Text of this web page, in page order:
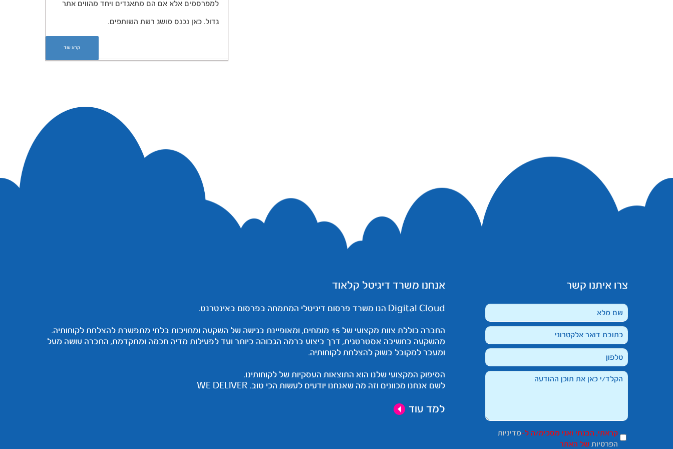
למפרסמים אלא אם הם מתאגדים ויחד מהווים אתר
גדול. כאן נכנס מושג רשת השותפים.
קרא עוד
אנחנו משרד דיגיטל קלאוד
Digital Cloud הנו משרד פרסום דיגיטלי המתמחה בפרסום באינטרנט.
החברה כוללת צוות מקצועי של 15 מומחים, ומאופיינת בגישה של השקעה ומחויבות בלתי מתפשרת להצלחת לקוחותיה.
מהשקעה בחשיבה אסטרטגית, דרך ביצוע ברמה הגבוהה ביותר ועד לפעילות מדיה חכמה ומתקדמת, החברה עושה מעל
ומעבר למקובל בשוק להצלחת לקוחותיה.
הסיפוק המקצועי שלנו הוא התוצאות העסקיות של לקוחותינו.
לשם אנחנו מכוונים וזה מה שאנחנו יודעים לעשות הכי טוב. WE DELIVER
למד עוד
צרו איתנו קשר
קראתי, הבנתי ואני מסכימ/ה ל-מדיניות
הפרטיות של האתר